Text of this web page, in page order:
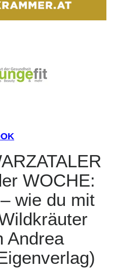
WOCHE:
wie du mit
Andrea